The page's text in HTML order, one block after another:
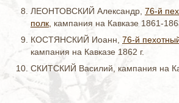
ЛЕОНТОВСКИЙ Александр, 76-й
полк, кампания на Кавказе 1861-
КОСТЯНСКИЙ Иоанн, 76-й
кампания на Кавказе 1862 г.
СКИТСКИЙ Василий, кампания на